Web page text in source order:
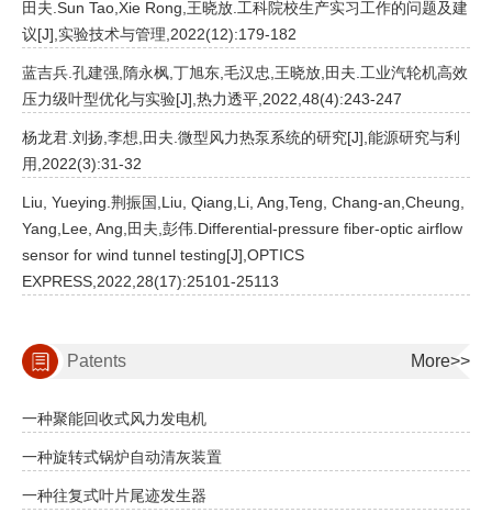
田夫.Sun Tao,Xie Rong,王晓放.工科院校生产实习工作的问题及建
议[J],实验技术与管理,2022(12):179-182
蓝吉兵.孔建强,隋永枫,丁旭东,毛汉忠,王晓放,田夫.工业汽轮机高效
压力级叶型优化与实验[J],热力透平,2022,48(4):243-247
杨龙君.刘扬,李想,田夫.微型风力热泵系统的研究[J],能源研究与利
用,2022(3):31-32
Liu, Yueying.荆振国,Liu, Qiang,Li, Ang,Teng, Chang-an,Cheung,
Yang,Lee, Ang,田夫,彭伟.Differential-pressure fiber-optic airflow
sensor for wind tunnel testing[J],OPTICS
EXPRESS,2022,28(17):25101-25113
Patents More>>
一种聚能回收式风力发电机
一种旋转式锅炉自动清灰装置
一种往复式叶片尾迹发生器